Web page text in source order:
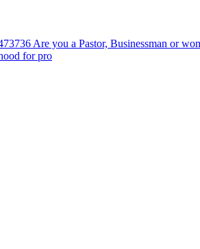
Are you a Pastor, Businessman or
for pro